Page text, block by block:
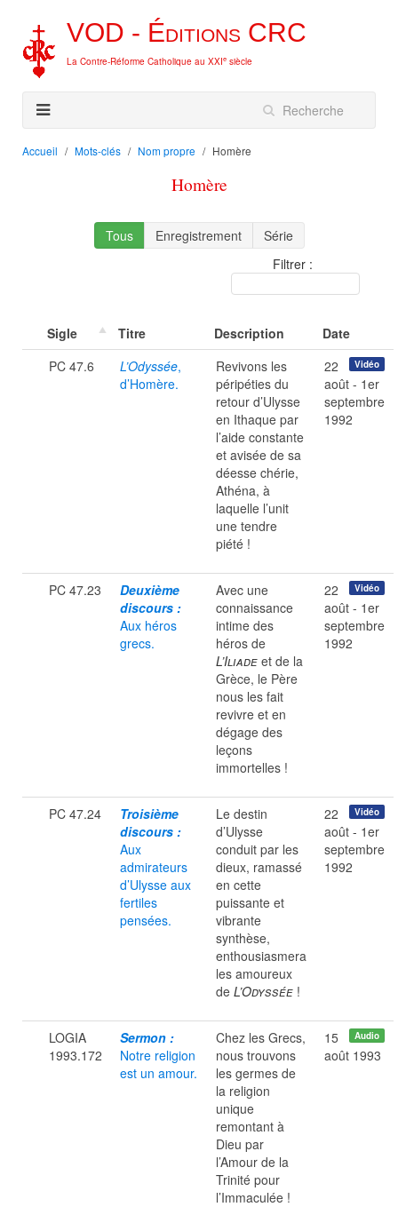
VOD - Éditions CRC
La Contre-Réforme Catholique au XXIe siècle
Accueil Mots-clés Nom propre Homère
Homère
Tous Enregistrement
Série
Filtrer :
Sigle Titre Description
Date
PC 47.6
L’Odyssée,
d’Homère.
Revivons les
péripéties du
retour d’Ulysse
en Ithaque par
l’aide constante
et avisée de sa
déesse chérie,
Athéna, à
laquelle l’unit
une tendre
piété !
Vidéo
22
août - 1er
septembre
1992
PC 47.23
Deuxième
discours :
Aux héros
grecs.
Avec une
connaissance
intime des
héros de
L’Iliade et de la
Grèce, le Père
nous les fait
revivre et en
dégage des
leçons
immortelles !
Vidéo
22
août - 1er
septembre
1992
PC 47.24
Troisième
discours :
Aux
admirateurs
d’Ulysse aux
fertiles
pensées.
Le destin
d’Ulysse
conduit par les
dieux, ramassé
en cette
puissante et
vibrante
synthèse,
enthousiasmera
les amoureux
de L’Odyssée !
Vidéo
22
août - 1er
septembre
1992
LOGIA
1993.172
Sermon :
Notre religion
est un amour.
Chez les Grecs,
nous trouvons
les germes de
la religion
unique
remontant à
Dieu par
l’Amour de la
Trinité pour
l’Immaculée !
Audio
15
août 1993